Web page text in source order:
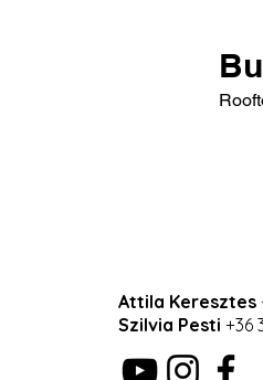
Attila Keresztes
Szilvia Pesti +36